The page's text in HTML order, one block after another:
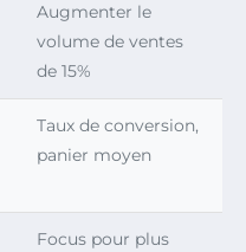
Augmenter le
volume de ventes
de 15%
Taux de conversion,
panier moyen
Focus pour plus